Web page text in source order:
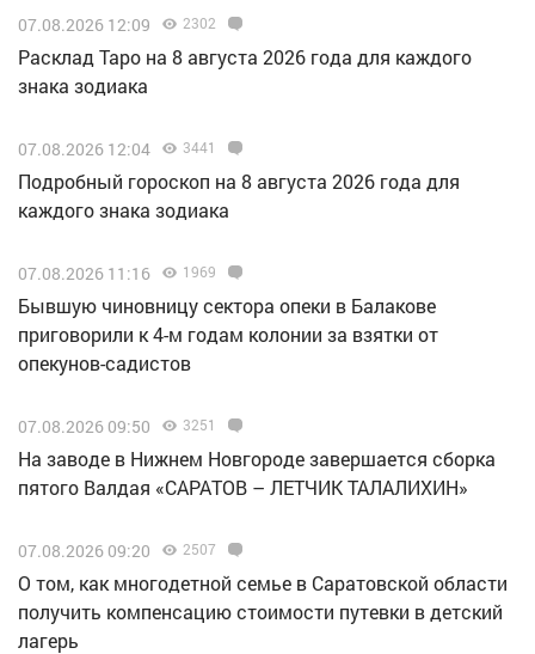
07.08.2026 12:09 2302
Расклад Таро на 8 августа 2026 года для каждого
знака зодиака
07.08.2026 12:04 3441
Подробный гороскоп на 8 августа 2026 года для
каждого знака зодиака
07.08.2026 11:16 1969
Бывшую чиновницу сектора опеки в Балакове
приговорили к 4-м годам колонии за взятки от
опекунов-садистов
07.08.2026 09:50 3251
Н️а заводе в Нижнем Новгороде завершается сборка
пятого Валдая «САРАТОВ – ЛЕТЧИК ТАЛАЛИХИН»
07.08.2026 09:20 2507
О том, как многодетной семье в Саратовской области
получить компенсацию стоимости путевки в детский
лагерь